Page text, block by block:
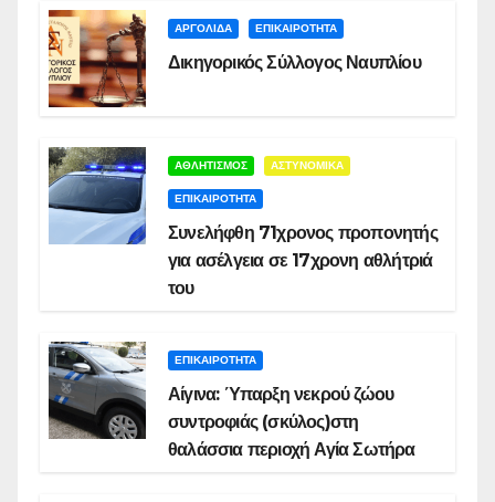
ΑΡΓΟΛΙΔΑ ΕΠΙΚΑΙΡΟΤΗΤΑ
Δικηγορικός Σύλλογος Ναυπλίου
ΑΘΛΗΤΙΣΜΟΣ ΑΣΤΥΝΟΜΙΚΑ
ΕΠΙΚΑΙΡΟΤΗΤΑ
Συνελήφθη 71χρονος προπονητής
για ασέλγεια σε 17χρονη αθλήτριά
του
ΕΠΙΚΑΙΡΟΤΗΤΑ
Αίγινα: Ύπαρξη νεκρού ζώου
συντροφιάς (σκύλος)στη
θαλάσσια περιοχή Αγία Σωτήρα